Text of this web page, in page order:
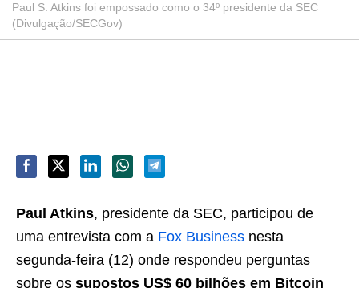
Paul S. Atkins foi empossado como o 34º presidente da SEC
(Divulgação/SECGov)
Paul Atkins, presidente da SEC, participou de
uma entrevista com a Fox Business nesta
segunda-feira (12) onde respondeu perguntas
sobre os supostos US$ 60 bilhões em Bitcoin